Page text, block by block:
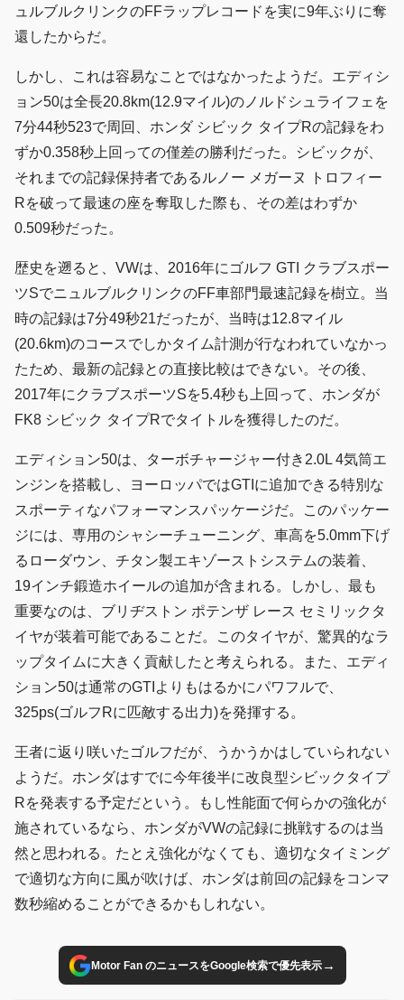
ュルブルクリンクのFFラップレコードを実に9年ぶりに奪
還したからだ。
しかし、これは容易なことではなかったようだ。エディシ
ョン50は全長20.8km(12.9マイル)のノルドシュライフェを
7分44秒523で周回、ホンダ シビック タイプRの記録をわ
ずか0.358秒上回っての僅差の勝利だった。シビックが、
それまでの記録保持者であるルノー メガーヌ トロフィー
Rを破って最速の座を奪取した際も、その差はわずか
0.509秒だった。
歴史を遡ると、VWは、2016年にゴルフ GTI クラブスポー
ツSでニュルブルクリンクのFF車部門最速記録を樹立。当
時の記録は7分49秒21だったが、当時は12.8マイル
(20.6km)のコースでしかタイム計測が行なわれていなかっ
たため、最新の記録との直接比較はできない。その後、
2017年にクラブスポーツSを5.4秒も上回って、ホンダが
FK8 シビック タイプRでタイトルを獲得したのだ。
エディション50は、ターボチャージャー付き2.0L 4気筒エ
ンジンを搭載し、ヨーロッパではGTIに追加できる特別な
スポーティなパフォーマンスパッケージだ。このパッケー
ジには、専用のシャシーチューニング、車高を5.0mm下げ
るローダウン、チタン製エキゾーストシステムの装着、
19インチ鍛造ホイールの追加が含まれる。しかし、最も
重要なのは、ブリヂストン ポテンザ レース セミリックタ
イヤが装着可能であることだ。このタイヤが、驚異的なラ
ップタイムに大きく貢献したと考えられる。また、エディ
ション50は通常のGTIよりもはるかにパワフルで、
325ps(ゴルフRに匹敵する出力)を発揮する。
王者に返り咲いたゴルフだが、うかうかはしていられない
ようだ。ホンダはすでに今年後半に改良型シビックタイプ
Rを発表する予定だという。もし性能面で何らかの強化が
施されているなら、ホンダがVWの記録に挑戦するのは当
然と思われる。たとえ強化がなくても、適切なタイミング
で適切な方向に風が吹けば、ホンダは前回の記録をコンマ
数秒縮めることができるかもしれない。
Motor Fan のニュースをGoogle検索で優先表示→